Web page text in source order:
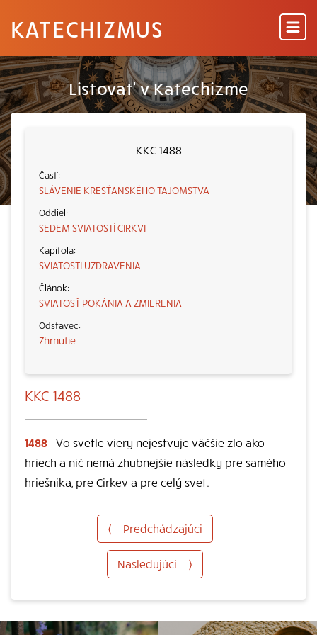
KATECHIZMUS
Listovať v Katechizme
KKC 1488
SLÁVENIE KRESŤANSKÉHO TAJOMSTVA
SEDEM SVIATOSTÍ CIRKVI
SVIATOSTI UZDRAVENIA
SVIATOSŤ POKÁNIA A ZMIERENIA
Zhrnutie
KKC 1488
1488 Vo svetle viery nejestvuje väčšie zlo ako
hriech a nič nemá zhubnejšie následky pre samého
hriešnika, pre Cirkev a pre celý svet.
⟨ Predchádzajúci
Nasledujúci ⟩